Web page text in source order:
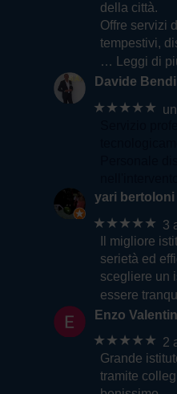
della città.
Offre servizi
tempestivi,
… Leggi di
Davide
★★★★★
yari bertoloni
★★★★★ 3
Il migliore
serietà ed
scegliere un
essere
Enzo
★★★★★ 2
Grande
tramite